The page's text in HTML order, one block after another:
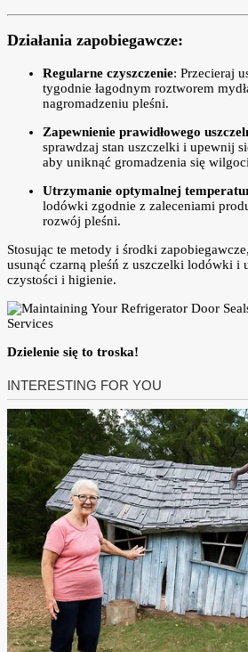
Działania zapobiegawcze:
Regularne czyszczenie: Przecieraj
tygodnie łagodnym roztworem
nagromadzeniu pleśni.
Zapewnienie prawidłowego
sprawdzaj stan uszczelki i upewnij
aby uniknąć gromadzenia się
Utrzymanie optymalnej
lodówki zgodnie z zaleceniami
rozwój pleśni.
Stosując te metody i środki
usunąć czarną pleśń z uszczelki lodówki i
czystości i higienie.
Dzielenie się to troska!